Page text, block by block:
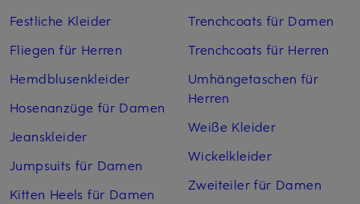
Festliche Kleider
Fliegen für Herren
Hemdblusenkleider
Hosenanzüge für Damen
Jeanskleider
Jumpsuits für Damen
Kitten Heels für Damen
Trenchcoats für Damen
Trenchcoats für Herren
Umhängetaschen für
Herren
Weiße Kleider
Wickelkleider
Zweiteiler für Damen